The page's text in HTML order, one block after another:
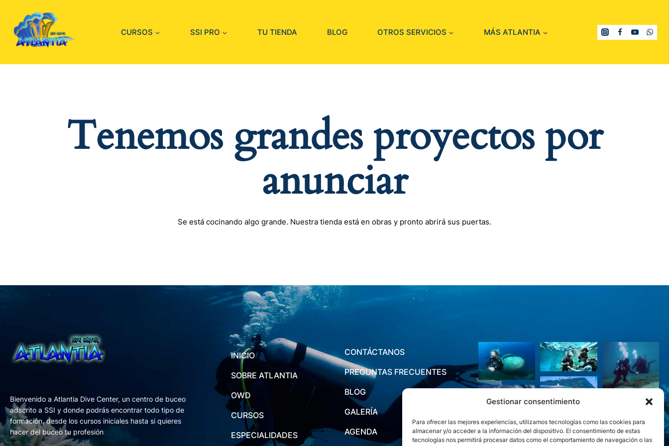
Gestionar consentimiento
Para ofrecer las mejores experiencias, utilizamos tecnologías como las cookies para
almacenar y/o acceder a la información del dispositivo. El consentimiento de estas
tecnologías nos permitirá procesar datos como el comportamiento de navegación o las
CURSOS SSI PRO TU TIENDA BLOG OTROS SERVICIOS MÁS ATLANTIA
Tenemos grandes proyectos por
anunciar
Se está cocinando algo grande. Nuestra tienda está en obras y pronto abrirá sus puertas.
Bienvenido a Atlantia Dive Center, un centro de buceo
adscrito a SSI y donde podrás encontrar todo tipo de
formación, desde los cursos iniciales hasta si quieres
hacer del buceo tu profesión
INICIO
SOBRE ATLANTIA
OWD
CURSOS
ESPECIALIDADES
CONTÁCTANOS
PREGUNTAS FRECUENTES
BLOG
GALERÍA
AGENDA